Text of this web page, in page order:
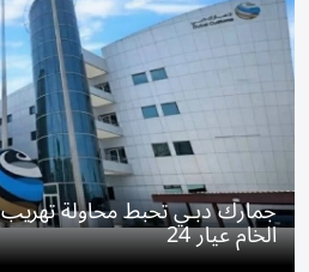
الخام عيار 24